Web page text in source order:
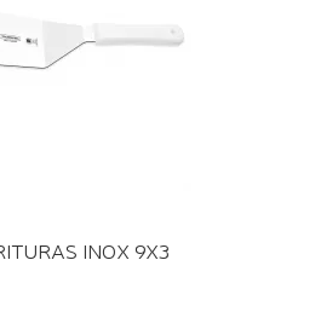
INOX 9X3